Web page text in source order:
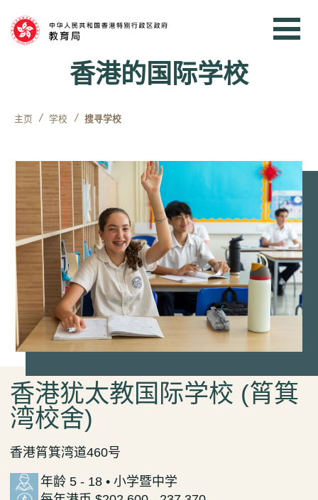
跳到内容
香港的国际学校
主页 学校 搜寻学校
香港犹太教国际学校 (筲箕
湾校舍)
香港筲箕湾道460号
年龄 5 - 18 • 小学暨中学